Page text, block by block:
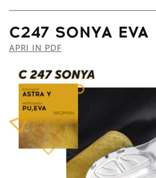
C247 SONYA EVA
APRI IN PDF